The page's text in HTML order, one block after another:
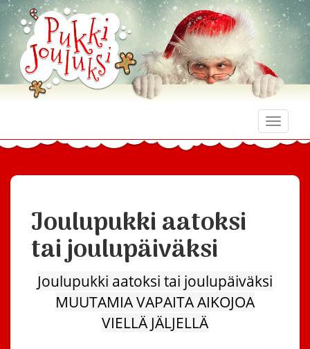
Toggle
Joulupukki aatoksi
tai joulupäiväksi
Joulupukki aatoksi tai joulupäiväksi
MUUTAMIA VAPAITA AIKOJOA
VIELLÄ JÄLJELLÄ